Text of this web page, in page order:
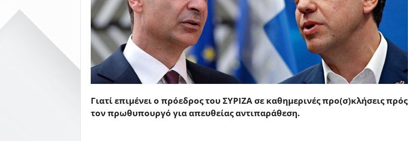
Γιατί επιμένει ο πρόεδρος του ΣΥΡΙΖΑ σε καθημερινές προ(σ)κλήσεις πρός
τον πρωθυπουργό για απευθείας αντιπαράθεση.